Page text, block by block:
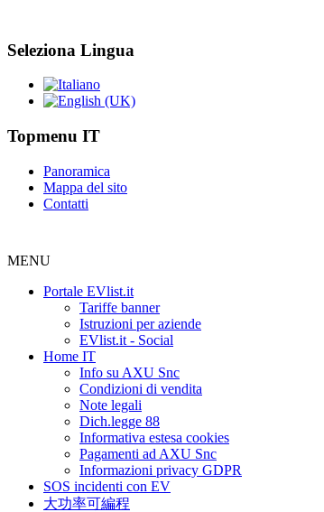
Seleziona Lingua
Topmenu IT
Panoramica
Mappa del sito
Contatti
MENU
Portale EVlist.it
Tariffe banner
Istruzioni per aziende
EVlist.it - Social
Home IT
Info su AXU Snc
Condizioni di vendita
Note legali
Dich.legge 88
Informativa estesa cookies
Pagamenti ad AXU Snc
Informazioni privacy GDPR
SOS incidenti con EV
大功率可編程